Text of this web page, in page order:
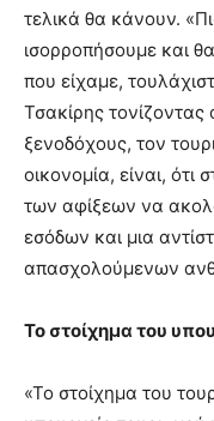
τελικά θα κάνουν.
ισορροπήσουμε και
που είχαμε,
Τσακίρης τονίζοντας
ξενοδόχους, τον
οικονομία, είναι,
των αφίξεων να
εσόδων και μια
απασχολούμενων
Το στοίχημα του
«Το στοίχημα του